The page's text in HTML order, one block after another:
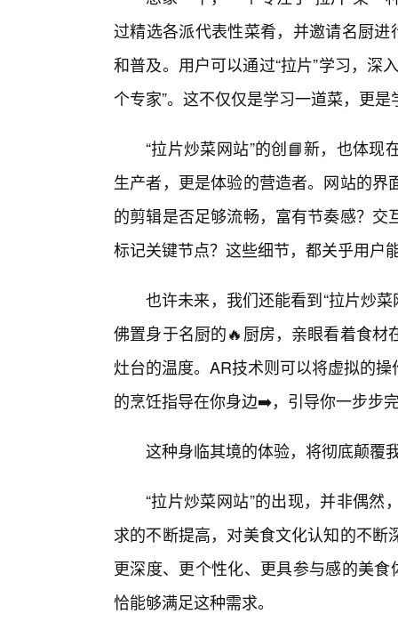
过精选各派代表性菜肴，并邀请名厨
和普及。用户可以通过“拉片”学习，深
个专家”。这不仅仅是学习一道菜，更
“拉片炒菜网站”的创📘新，也体
生产者，更是体验的营造者。网站的
的剪辑是否足够流畅，富有节奏感？
标记关键节点？这些细节，都关乎用户
也许未来，我们还能看到“拉片炒
佛置身于名厨的🔥厨房，亲眼看着食
灶台的温度。AR技术则可以将虚拟的
的烹饪指导在你身边➡️，引导你一步步
这种身临其境的体验，将彻底颠覆
“拉片炒菜网站”的出现，并非偶
求的不断提高，对美食文化认知的不
更深度、更个性化、更具参与感的美
恰能够满足这种需求。